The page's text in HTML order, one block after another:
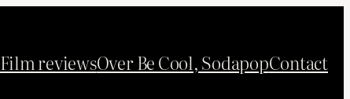
Film reviewsOver Be Cool, SodapopContact